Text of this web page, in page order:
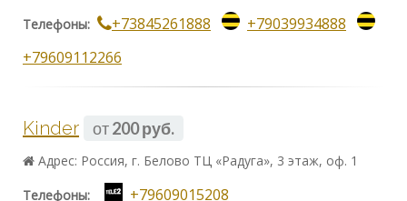
Телефоны: +73845261888
+79039934888
+79609112266
Kinder от200 руб.
Адрес: Россия, г. Белово ТЦ «Радуга», 3 этаж, оф. 1
Телефоны: +79609015208